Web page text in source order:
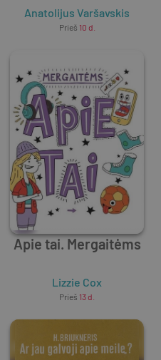
,Janina Šepetienė
Anatolijus Varšavskis
Prieš 10 d.
Apie tai. Mergaitėms
Lizzie Cox
Prieš 13 d.